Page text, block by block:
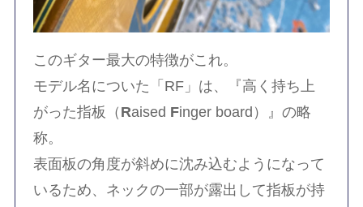
このギター最大の特徴がこれ。
モデル名についた「RF」は、『高く持ち上
がった指板（ Raised Finger board）』の略
称。
表面板の角度が斜めに沈み込むようになって
いるため、ネックの一部が露出して指板が持